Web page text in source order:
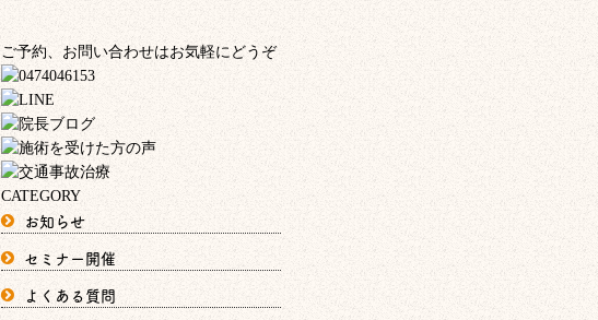
ご予約、お問い合わせはお気軽にどうぞ
CATEGORY
お知らせ
セミナー開催
よくある質問